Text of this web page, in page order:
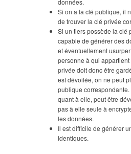
données.
Si on a la clé publique, il
de trouver la clé privée
Si un tiers possède la clé
capable de générer des
et éventuellement
personne à qui appartient
privée doit donc être
est dévoilée, on ne peut
publique
quant à elle, peut être
pas à elle seule à
les données.
Il est difficile de générer
identiques.